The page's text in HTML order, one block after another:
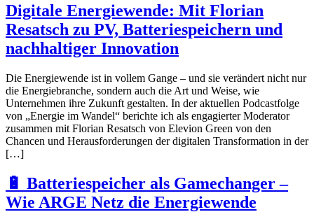
Digitale Energiewende: Mit Florian
Resatsch zu PV, Batteriespeichern und
nachhaltiger Innovation
Die Energiewende ist in vollem Gange – und sie verändert nicht nur
die Energiebranche, sondern auch die Art und Weise, wie
Unternehmen ihre Zukunft gestalten. In der aktuellen Podcastfolge
von „Energie im Wandel“ berichte ich als engagierter Moderator
zusammen mit Florian Resatsch von Elevion Green von den
Chancen und Herausforderungen der digitalen Transformation in der
[…]
🔋 Batteriespeicher als Gamechanger –
Wie ARGE Netz die Energiewende